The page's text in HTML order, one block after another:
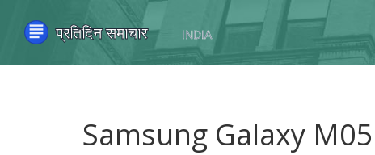
Samsung Galaxy M05